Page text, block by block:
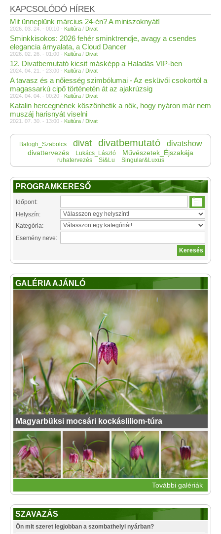
KAPCSOLÓDÓ HÍREK
Mit ünneplünk március 24-én? A miniszoknyát!
2026. 03. 24. - 00:10 - Kultúra / Divat
Sminkkisokos: 2026 fehér sminktrendje, avagy a csendes
elegancia árnyalata, a Cloud Dancer
2026. 02. 26. - 01:00 - Kultúra / Divat
12. Divatbemutató kicsit másképp a Haladás VIP-ben
2024. 04. 21. - 23:00 - Kultúra / Divat
A tavasz és a nőiesség szimbólumai - Az esküvői csokortól a
magassarkú cipő történetén át az ajakrúzsig
2024. 04. 04. - 00:20 - Kultúra / Divat
Katalin hercegnének köszönhetik a nők, hogy nyáron már nem
muszáj harisnyát viselni
2021. 07. 30. - 13:00 - Kultúra / Divat
Balogh_Szabolcs divat divatbemutató divatshow
divattervezés Lukács_László Művészetek_Éjszakája
ruhatervezés Si&Lu Singular&Luxus
PROGRAMKERESŐ
Időpont:
Helyszín:
Kategória:
Esemény neve:
GALÉRIA AJÁNLÓ
Magyarbüksi mocsári kockásliliom-túra
További galériák
SZAVAZÁS
Ön mit szeret legjobban a szombathelyi nyárban?